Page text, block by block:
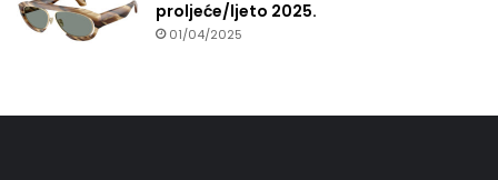
proljeće/ljeto 2025.
01/04/2025